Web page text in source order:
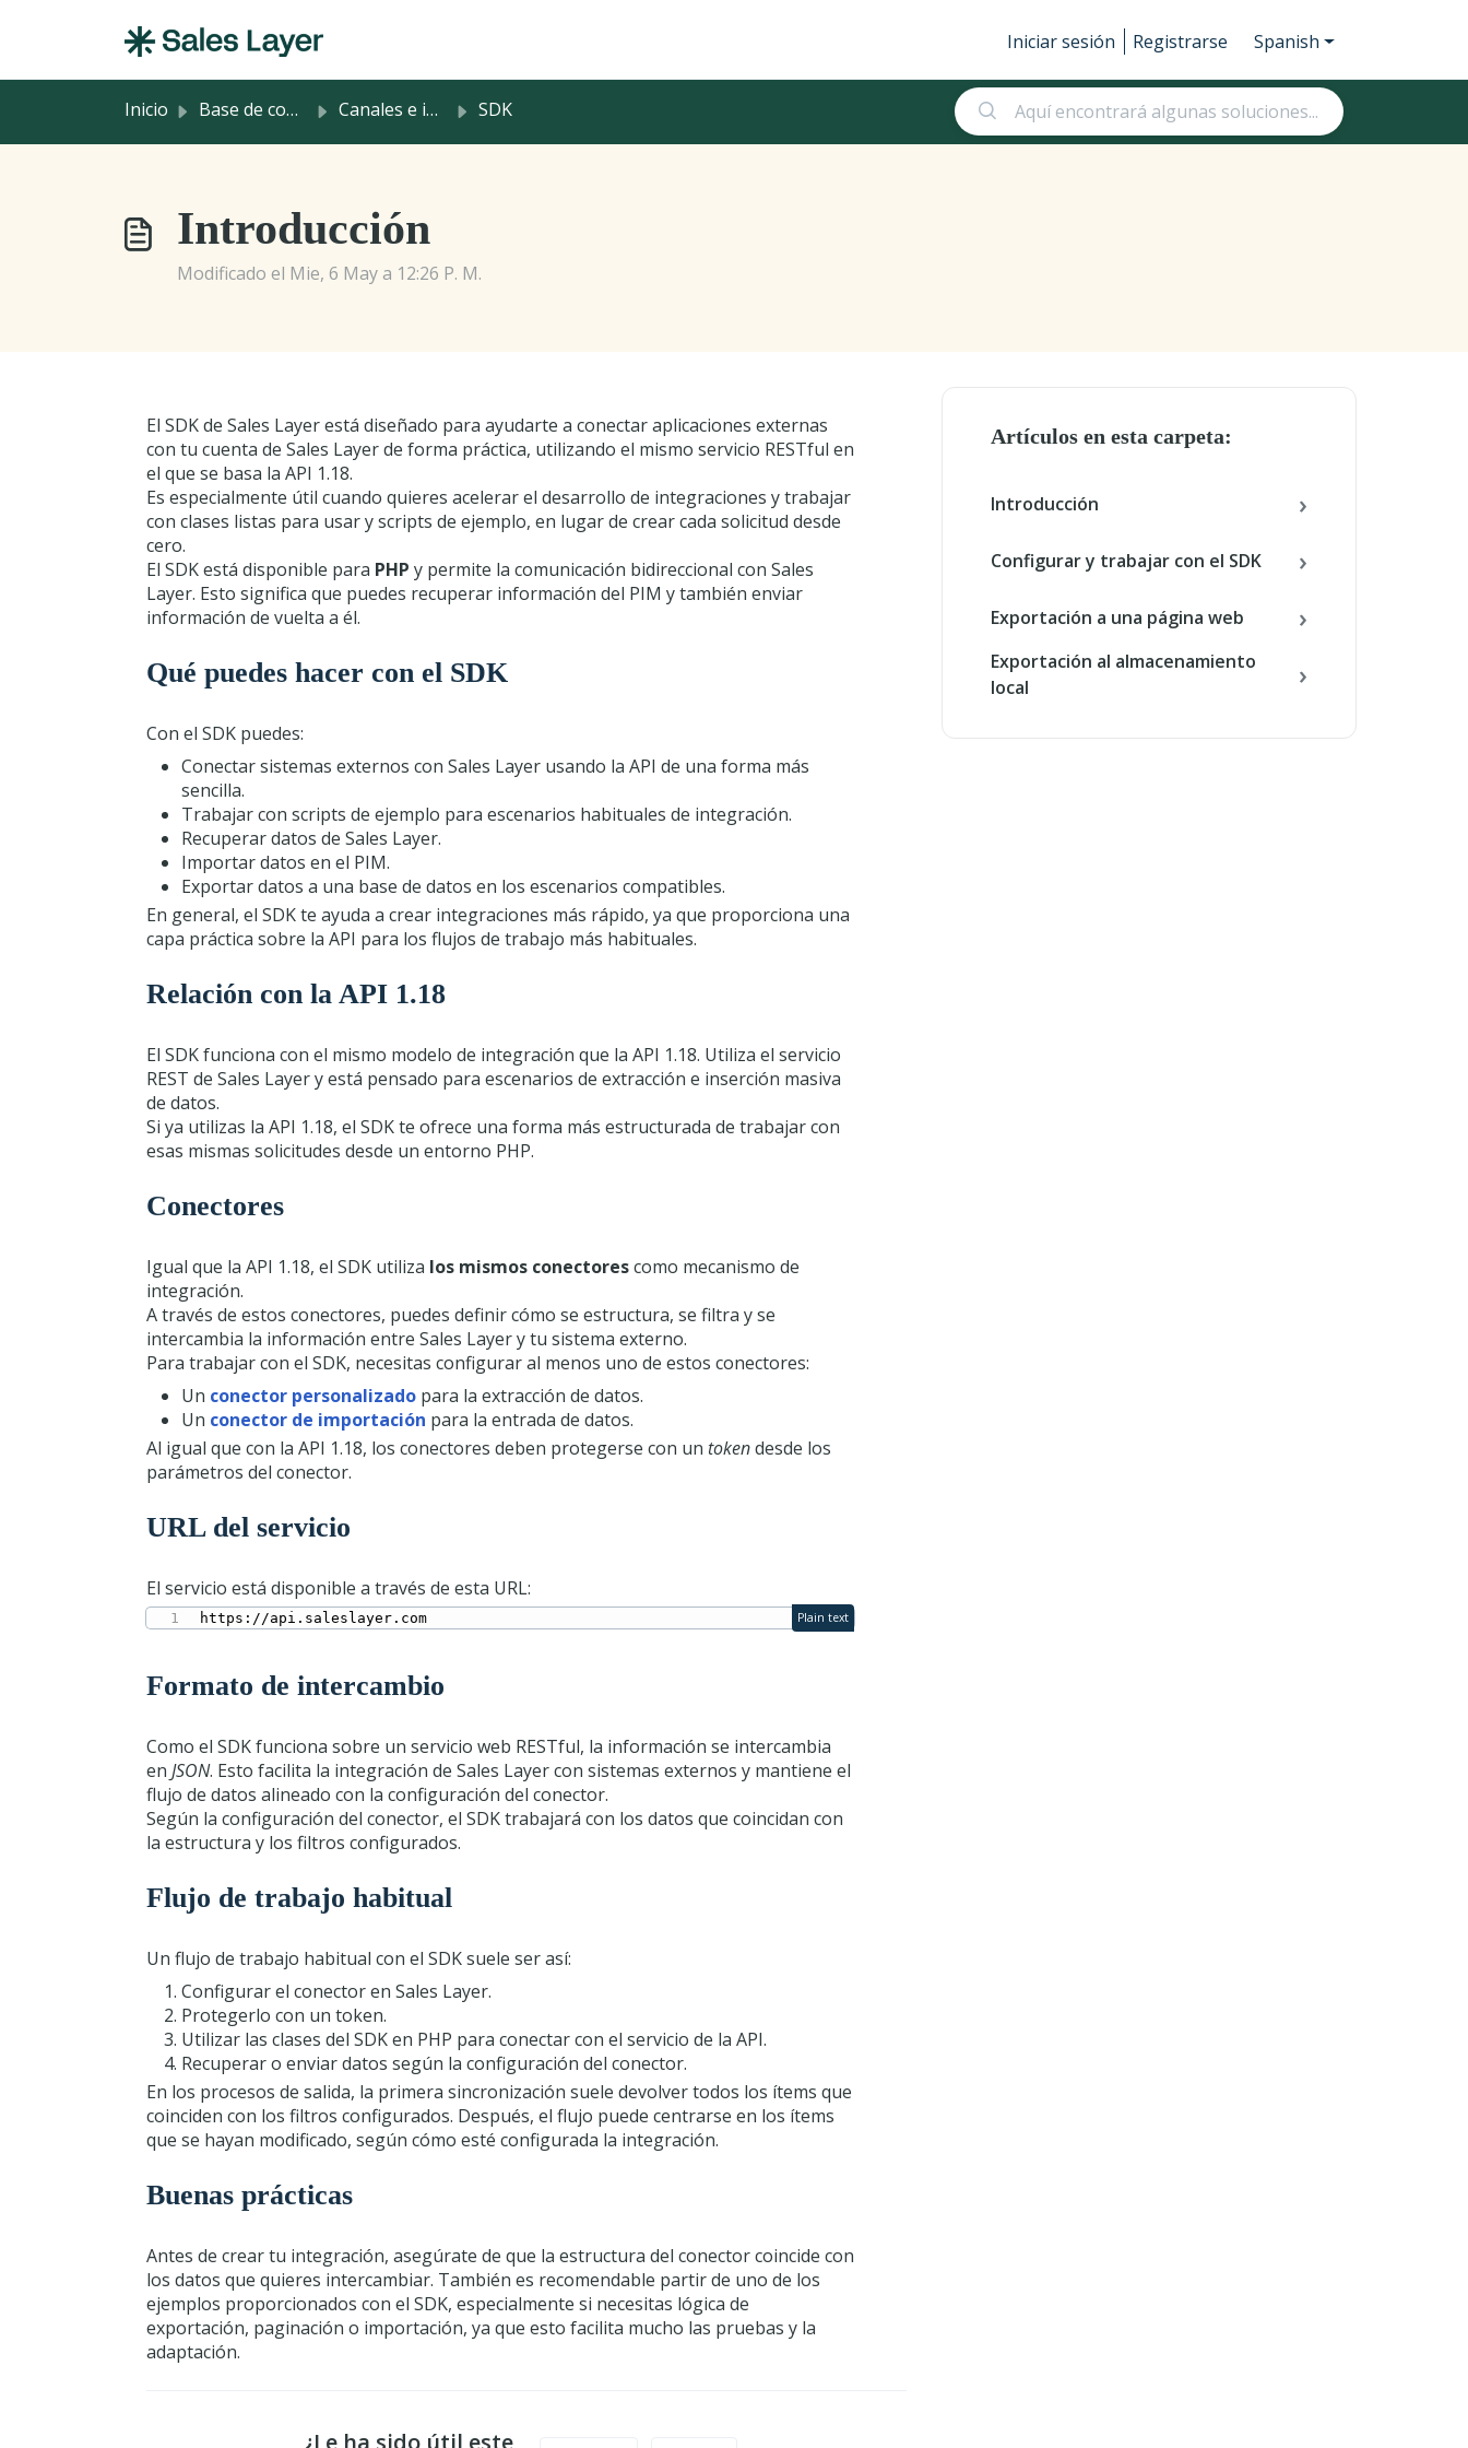
Iniciar sesión
Registrarse Spanish
Inicio Base de conocimientos Canales e integraciones SDK
Introducción
Modificado el Mie, 6 May a 12:26 P. M.
El SDK de Sales Layer está diseñado para ayudarte a conectar aplicaciones externas
con tu cuenta de Sales Layer de forma práctica, utilizando el mismo servicio RESTful en
el que se basa la API 1.18.
Es especialmente útil cuando quieres acelerar el desarrollo de integraciones y trabajar
con clases listas para usar y scripts de ejemplo, en lugar de crear cada solicitud desde
cero.
El SDK está disponible para PHP y permite la comunicación bidireccional con Sales
Layer. Esto significa que puedes recuperar información del PIM y también enviar
información de vuelta a él.
Qué puedes hacer con el SDK
Con el SDK puedes:
Conectar sistemas externos con Sales Layer usando la API de una forma más
sencilla.
Trabajar con scripts de ejemplo para escenarios habituales de integración.
Recuperar datos de Sales Layer.
Importar datos en el PIM.
Exportar datos a una base de datos en los escenarios compatibles.
En general, el SDK te ayuda a crear integraciones más rápido, ya que proporciona una
capa práctica sobre la API para los flujos de trabajo más habituales.
Relación con la API 1.18
El SDK funciona con el mismo modelo de integración que la API 1.18. Utiliza el servicio
REST de Sales Layer y está pensado para escenarios de extracción e inserción masiva
de datos.
Si ya utilizas la API 1.18, el SDK te ofrece una forma más estructurada de trabajar con
esas mismas solicitudes desde un entorno PHP.
Conectores
Igual que la API 1.18, el SDK utiliza los mismos conectorescomo mecanismo de
integración.
A través de estos conectores, puedes definir cómo se estructura, se filtra y se
intercambia la información entre Sales Layer y tu sistema externo.
Para trabajar con el SDK, necesitas configurar al menos uno de estos conectores:
Un conector personalizado para la extracción de datos.
Un conector de importación para la entrada de datos.
Al igual que con la API 1.18, los conectores deben protegerse con un tokendesde los
parámetros del conector.
URL del servicio
El servicio está disponible a través de esta URL:
https://api.saleslayer.com Plain text
Formato de intercambio
Como el SDK funciona sobre un servicio web RESTful, la información se intercambia
en JSON. Esto facilita la integración de Sales Layer con sistemas externos y mantiene el
flujo de datos alineado con la configuración del conector.
Según la configuración del conector, el SDK trabajará con los datos que coincidan con
la estructura y los filtros configurados.
Flujo de trabajo habitual
Un flujo de trabajo habitual con el SDK suele ser así:
Configurar el conector en Sales Layer.
Protegerlo con un token.
Utilizar las clases del SDK en PHP para conectar con el servicio de la API.
Recuperar o enviar datos según la configuración del conector.
En los procesos de salida, la primera sincronización suele devolver todos los ítems que
coinciden con los filtros configurados. Después, el flujo puede centrarse en los ítems
que se hayan modificado, según cómo esté configurada la integración.
Buenas prácticas
Antes de crear tu integración, asegúrate de que la estructura del conector coincide con
los datos que quieres intercambiar. También es recomendable partir de uno de los
ejemplos proporcionados con el SDK, especialmente si necesitas lógica de
exportación, paginación o importación, ya que esto facilita mucho las pruebas y la
adaptación.
¿Le ha sido útil este
Artículos en esta carpeta:
Introducción
Configurar y trabajar con el SDK
Exportación a una página web
Exportación al almacenamiento
local